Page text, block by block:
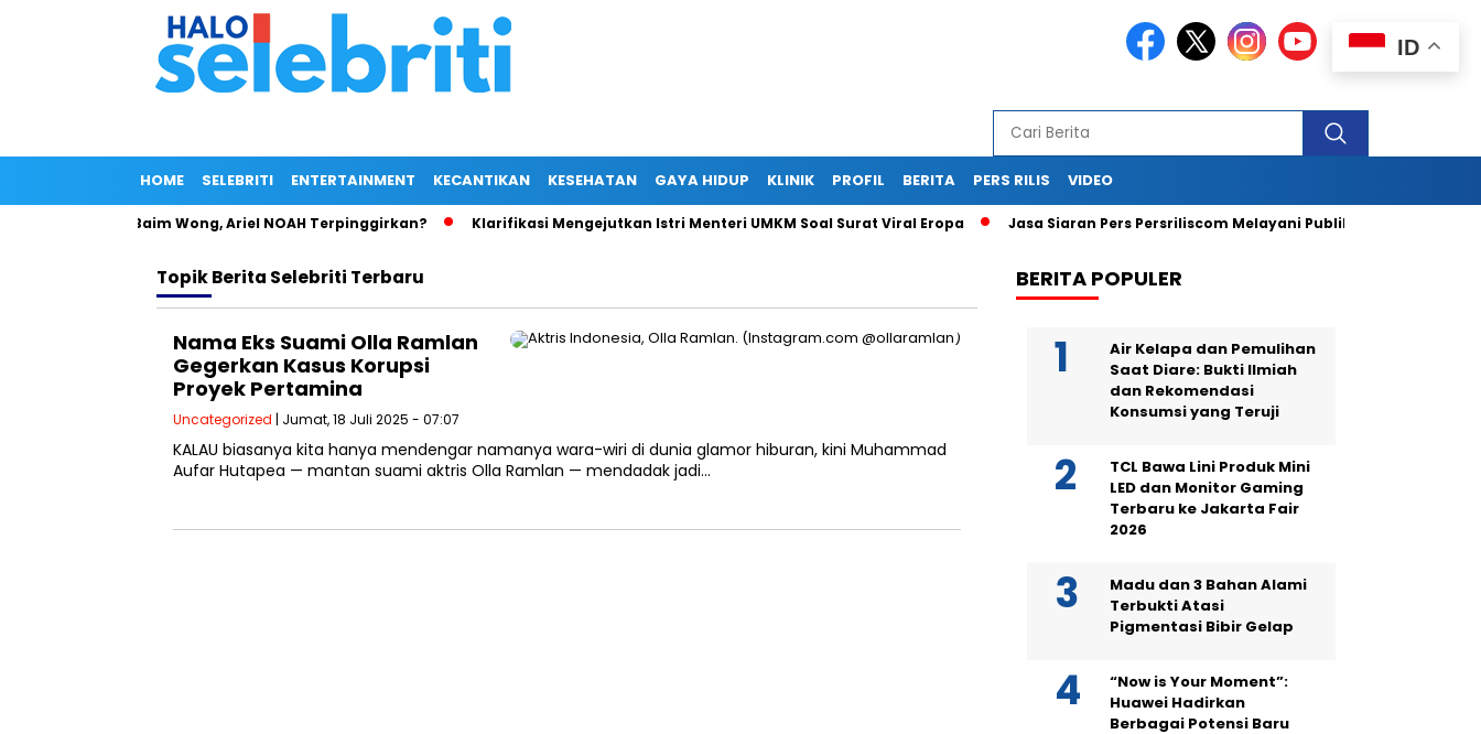
HOME SELEBRITI ENTERTAINMENT KECANTIKAN KESEHATAN GAYA HIDUP KLINIK PROFIL BERITA PERS RILIS VIDEO
di Bahu Baim Wong, Ariel NOAH Terpinggirkan? Klarifikasi Mengejutkan Istri Menteri UMKM Soal Surat Viral Eropa Jasa Siaran Pers Persriliscom Melayani Publikasi ke Lebih dari
TopikBerita Selebriti Terbaru
Nama Eks Suami Olla Ramlan
Gegerkan Kasus Korupsi
Proyek Pertamina
Uncategorized | Jumat, 18 Juli 2025 - 07:07
KALAU biasanya kita hanya mendengar namanya wara-wiri di dunia glamor hiburan, kini Muhammad
Aufar Hutapea — mantan suami aktris Olla Ramlan — mendadak jadi…
BERITA POPULER
Air Kelapa dan Pemulihan
Saat Diare: Bukti Ilmiah
dan Rekomendasi
Konsumsi yang Teruji
TCL Bawa Lini Produk Mini
LED dan Monitor Gaming
Terbaru ke Jakarta Fair
2026
Madu dan 3 Bahan Alami
Terbukti Atasi
Pigmentasi Bibir Gelap
“Now is Your Moment”:
Huawei Hadirkan
Berbagai Potensi Baru
ID